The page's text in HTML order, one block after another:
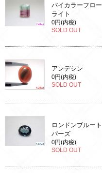
バイカラーフロー
ライト
0円(内税)
SOLD OUT
アンデシン
0円(内税)
SOLD OUT
ロンドンブルート
パーズ
0円(内税)
SOLD OUT